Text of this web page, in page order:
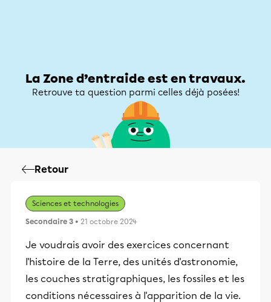
La Zone d’entraide est en travaux.
Retrouve ta question parmi celles déjà posées!
Retour
Sciences et technologies
Secondaire 3 • 21 octobre 2024
Je voudrais avoir des exercices concernant
l'histoire de la Terre, des unités d'astronomie,
les couches stratigraphiques, les fossiles et les
conditions nécessaires à l'apparition de la vie.